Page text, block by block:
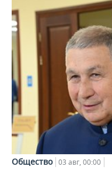
Общество 03 авг, 00:00